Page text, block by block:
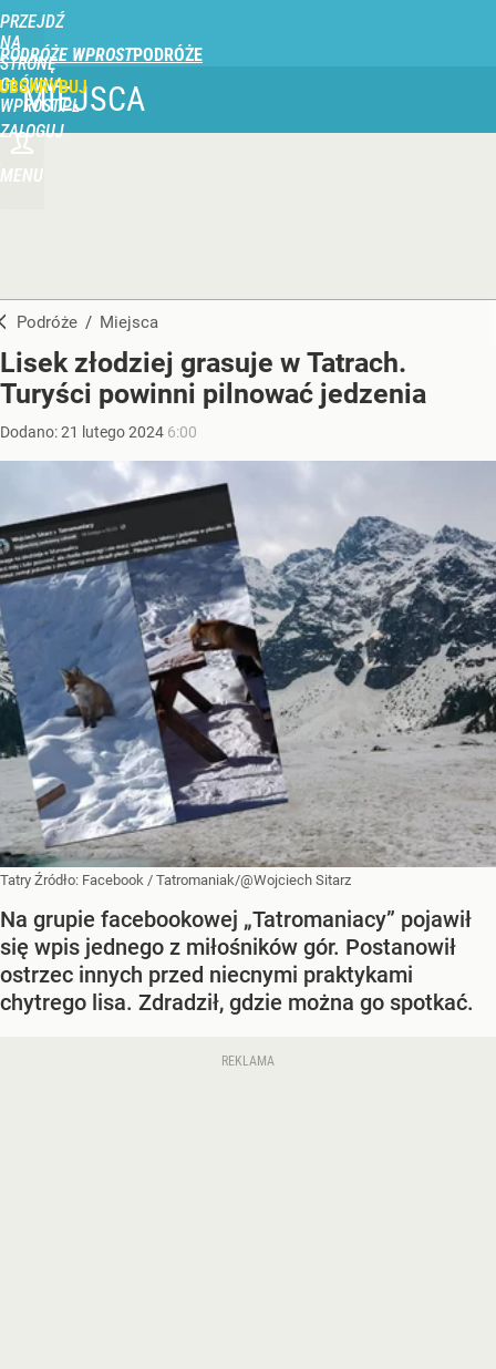
PRZEJDŹ
NA
STRONĘ
GŁÓWNĄ
WPROST.PL
PODRÓŻE WPROST
ZALOGUJ
MENU
MIEJSCA
Podróże / Miejsca
Lisek złodziej grasuje w Tatrach.
Turyści powinni pilnować jedzenia
Dodano:21 lutego2024 6:00
Tatry Źródło: Facebook / Tatromaniak/@Wojciech Sitarz
Na grupie facebookowej „Tatromaniacy” pojawił
się wpis jednego z miłośników gór. Postanowił
ostrzec innych przed niecnymi praktykami
chytrego lisa. Zdradził, gdzie można go spotkać.